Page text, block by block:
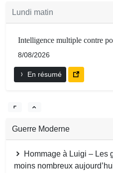
Lundi matin
Intelligence multiple contre
8/08/2026
En résumé
Guerre Moderne
Hommage à Luigi – Les
moins nombreux